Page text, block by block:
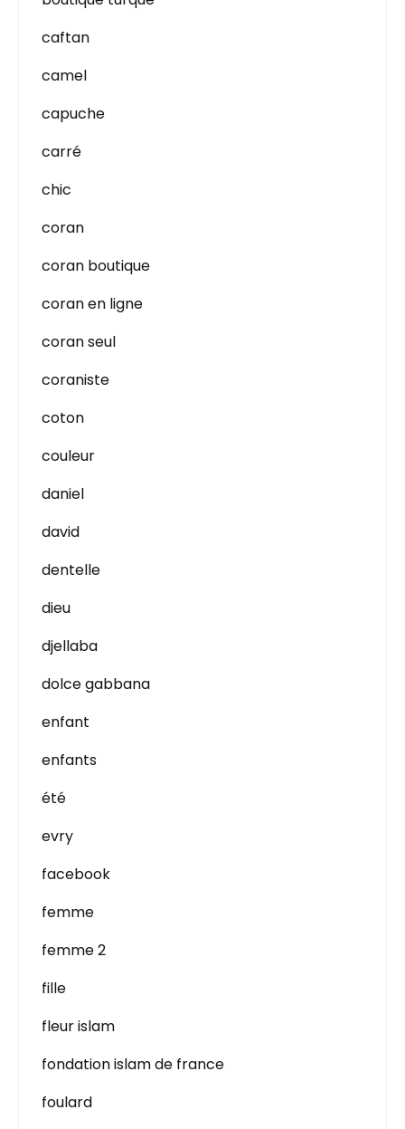
caftan
camel
capuche
carré
chic
coran
coran boutique
coran en ligne
coran seul
coraniste
coton
couleur
daniel
david
dentelle
dieu
djellaba
dolce gabbana
enfant
enfants
été
evry
facebook
femme
femme 2
fille
fleur islam
fondation islam de france
foulard